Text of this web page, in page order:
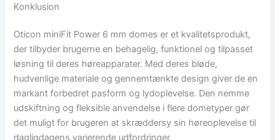
Konklusion
Oticon miniFit Power 6 mm domes er et kvalitetsprodukt,
der tilbyder brugerne en behagelig, funktionel og tilpasset
løsning til deres høreapparater. Med deres bløde,
hudvenlige materiale og gennemtænkte design giver de en
markant forbedret pasform og lydoplevelse. Den nemme
udskiftning og fleksible anvendelse i flere dometyper gør
det muligt for brugeren at skræddersy sin høreoplevelse til